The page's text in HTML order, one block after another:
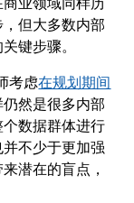
但大多数内部
键步骤。
考虑在规划期间
仍然是很多内部
数据群体进行
不少于更加强
潜在的盲点，